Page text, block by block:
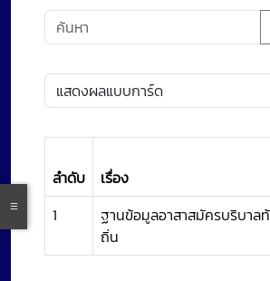
ลำดับ เรื่อง
1
ฐานข้อมูลอาสาสมัครบริบาล
ถิ่น